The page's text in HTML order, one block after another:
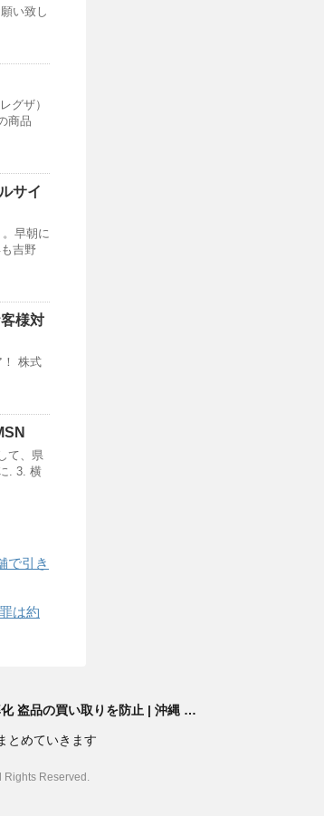
い致し
グザ）
商品
サイ
早朝に
吉野
様対
！ 株式
て、県
. 3. 横
で引き
は約
盗品の買い取りを防止 | 沖縄 …
とめていきます
Rights Reserved.